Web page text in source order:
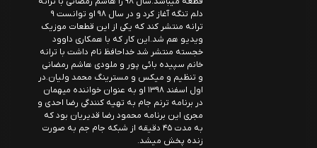
دلم تنگه آغاز کرد و در سال ۹۸ او توانست ۹
ترانه منتشر کند که یکی از این قطعات موزیک
ویدیو هم شد.این کار که با همکاری داوود
خجسته منتشر شد خداحافظ نام داشت با ترانه
خانم سپیده بائی پور و ملودی هاشم رمضانی
و تنظیم و میکس و مسترینگ محمد ولیان.در
اول اسفند ۱۳۹۸ او به عنوان خواننده میهمان
در برنامه ترنم جام به تهیه کنندگی رضا احدی و
مجری این برنامه محمود رضا قدیریان بود که
به مدت ۴۵ دقیقه از شبکه جام جم به صورت
زنده پخش میشد.